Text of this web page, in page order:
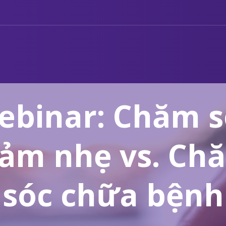
Chăm
nhẹ vs.
sóc chữa bệnh